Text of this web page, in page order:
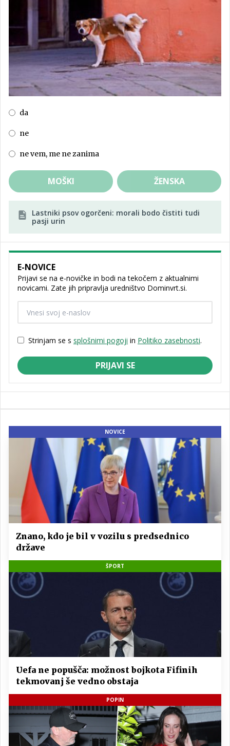
da
ne
ne vem, me ne zanima
MOŠKI ŽENSKA
Lastniki psov ogorčeni: morali bodo čistiti tudi
pasji urin
E-NOVICE
Prijavi se na e-novičke in bodi na tekočem z aktualnimi
novicami. Zate jih pripravlja uredništvo Dominvrt.si.
Strinjam se s splošnimi pogoji in Politiko zasebnosti.
PRIJAVI SE
NOVICE
Znano, kdo je bil v vozilu s predsednico
države
ŠPORT
Uefa ne popušča: možnost bojkota Fifinih
tekmovanj še vedno obstaja
POPIN